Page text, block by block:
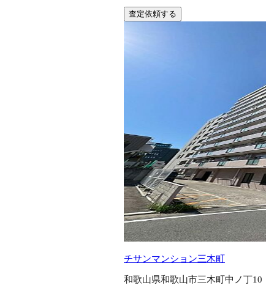
査定依頼する
チサンマンション三木町
和歌山県和歌山市三木町中ノ丁10